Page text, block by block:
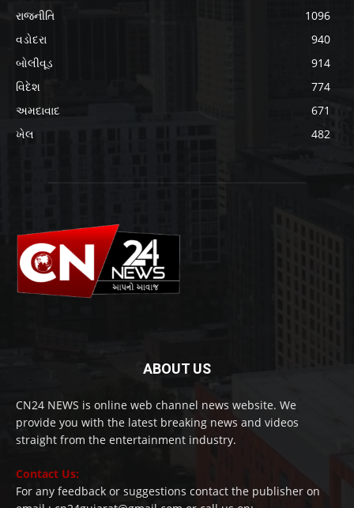
રાજનીતિ
1096
વડોદરા
940
બોલીવૂડ
914
વિદેશ
774
અમદાવાદ
671
ખેલ
482
ABOUT US
CN24 NEWS is online web channel news website. We
provide you with the latest breaking news and videos
straight from the entertainment industry.
Contact Us:
For any feedback or suggestions contact the publisher on